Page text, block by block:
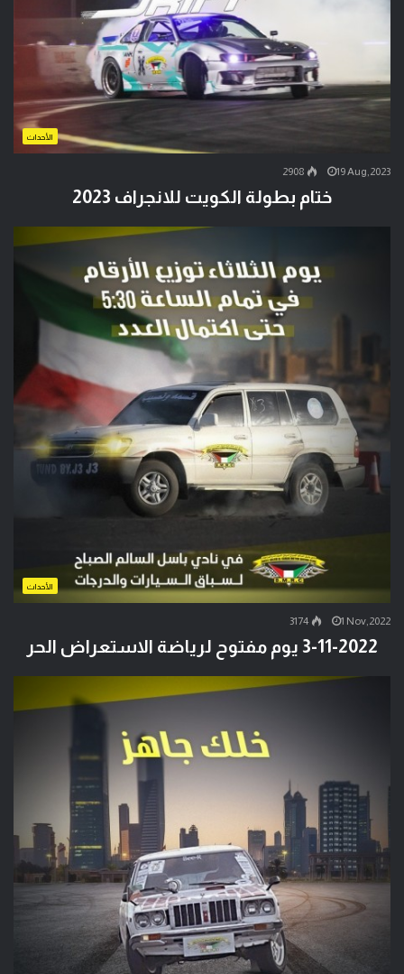
الأحداث
19 Aug,2023
2908
ختام بطولة الكويت للانجراف 2023
الأحداث
1 Nov,2022
3174
3-11-2022 يوم مفتوح لرياضة الاستعراض الحر